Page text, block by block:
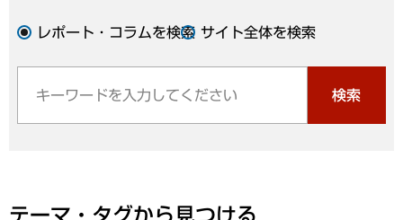
レポート・コラムを検索 サイト全体を検索
検索
テーマ・タグから見つける